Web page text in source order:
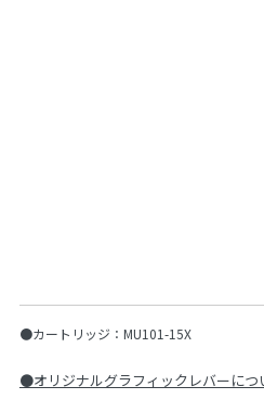
●カートリッジ：MU101-15X
●オリジナルグラフィックレバーにつ